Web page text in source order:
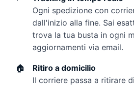
Ogni spedizione con
dall'inizio alla fine. Sai
trova la tua busta in ogni
aggiornamenti via email.
🏠
Ritiro a domicilio
Il corriere passa a ritirare